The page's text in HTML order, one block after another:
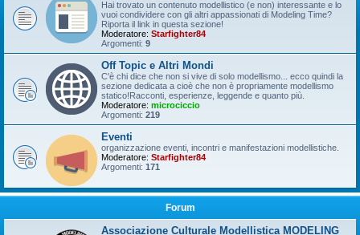
Hai trovato un contenuto modellistico (e non) interessante e lo
vuoi condividere con gli altri appassionati di Modeling Time?
Riporta il link in questa sezione!
Moderatore: Starfighter84
Argomenti: 9
Off Topic e Altri Mondi
C'è chi dice che non si vive di solo modellismo... ecco quindi la
sezione dedicata a cioè che non è propriamente modellismo
statico!Racconti, esperienze, leggende e quanto più.
Moderatore: microciccio
Argomenti: 219
Eventi
organizzazione eventi, incontri e manifestazioni modellistiche.
Moderatore: Starfighter84
Argomenti: 171
Forum
Associazione Culturale Modellistica MODELING